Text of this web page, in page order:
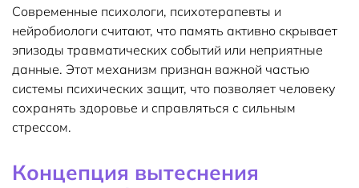
Современные психологи, психотерапевты и
нейробиологи считают, что память активно скрывает
эпизоды травматических событий или неприятные
данные. Этот механизм признан важной частью
системы психических защит, что позволяет человеку
сохранять здоровье и справляться с сильным
стрессом.
Концепция вытеснения